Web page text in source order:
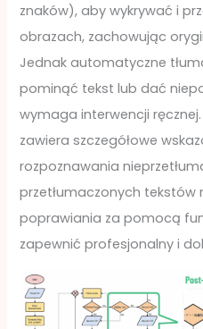
znaków), aby wykrywać i
obrazach, zachowując
Jednak automatyczne
pominąć tekst lub dać
wymaga interwencji
zawiera szczegółowe
rozpoznawania
przetłumaczonych tekstów
poprawiania za pomocą
zapewnić profesjonalny i